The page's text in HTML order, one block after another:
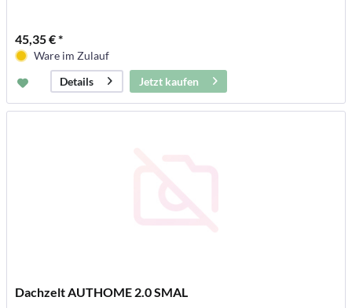
45,35 € *
Ware im Zulauf
Details
Jetzt kaufen
Dachzelt AUTHOME 2.0 SMAL